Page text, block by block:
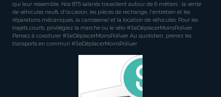
qui leur ressemble. Nos 875 salariés travaillent autour de 6 métiers : la vente
de véhicules neufs, d'occasion, les pièces de rechange, l'entretien et les
réparations mécaniques, la carrosserie/ et la location de véhicules. Pour les
trajets courts, privilégiez la marche ou le vélo #SeDéplacerMoinsPolluer
Pensez à covoiturer #SeDéplacerMoinsPolluer Au quotidien, prenez les
transports en commun #SeDéplacerMoinsPolluer